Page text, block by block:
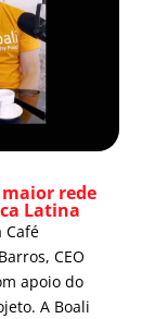
maior rede
Latina
Café
CEO
apoio do
A Boali